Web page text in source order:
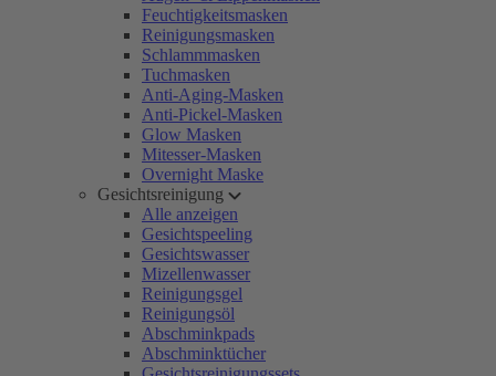
Feuchtigkeitsmasken
Reinigungsmasken
Schlammmasken
Tuchmasken
Anti-Aging-Masken
Anti-Pickel-Masken
Glow Masken
Mitesser-Masken
Overnight Maske
Gesichtsreinigung
Alle anzeigen
Gesichtspeeling
Gesichtswasser
Mizellenwasser
Reinigungsgel
Reinigungsöl
Abschminkpads
Abschminktücher